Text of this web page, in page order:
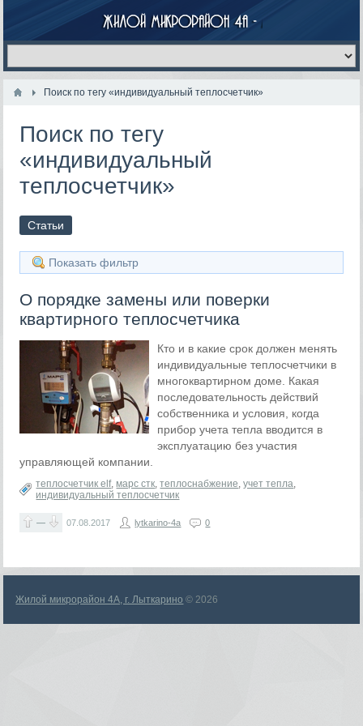
Поиск по тегу «индивидуальный теплосчетчик»
Поиск по тегу
«индивидуальный
теплосчетчик»
Статьи
Показать фильтр
О порядке замены или поверки
квартирного теплосчетчика
Кто и в какие срок должен менять
индивидуальные теплосчетчики в
многоквартирном доме. Какая
последовательность действий
собственника и условия, когда
прибор учета тепла вводится в
эксплуатацию без участия
управляющей компании.
теплосчетчик elf, марс стк,теплоснабжение,учет тепла,
индивидуальный теплосчетчик
— 07.08.2017 lytkarino-4a 0
Жилой микрорайон 4А, г. Лыткарино © 2026